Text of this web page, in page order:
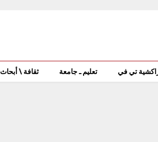
تي في تعليم ـ جامعة ثقافة \ أبحاث